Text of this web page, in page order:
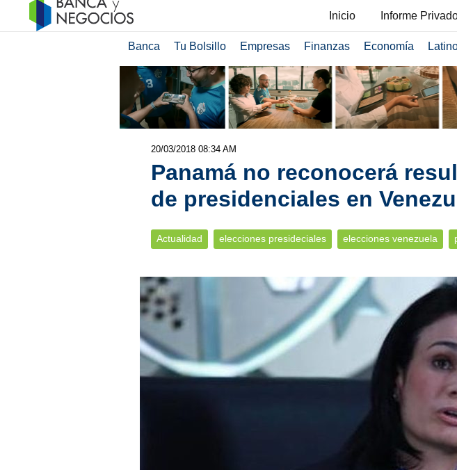
Inicio Informe
Banca Tu Bolsillo Empresas Finanzas Economía
20/03/2018 08:34 AM
Panamá no reconocerá
de presidenciales en
Actualidad elecciones presideciales elecciones venezuela